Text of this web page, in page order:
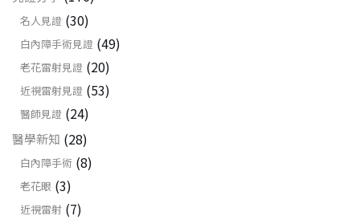
名人見證 (30)
白內障手術見證 (49)
老花雷射見證 (20)
近視雷射見證 (53)
醫師見證 (24)
醫學新知 (28)
白內障手術 (8)
老花眼 (3)
近視雷射 (7)